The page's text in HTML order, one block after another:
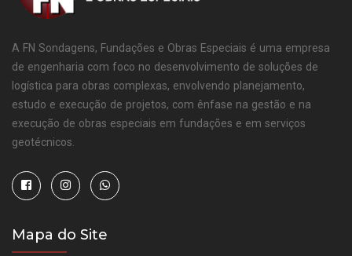
A FN Sondagens, Fundações e Obras Especiais é uma empresa
de engenharia com foco no desenvolvimento de soluções de
logística para obras complexas, envolvendo planejamento,
estudo e execução de projetos, com ênfase na gestão e na
execução de obras especiais em fundações e em serviços
geotécnicos.
Mapa do Site